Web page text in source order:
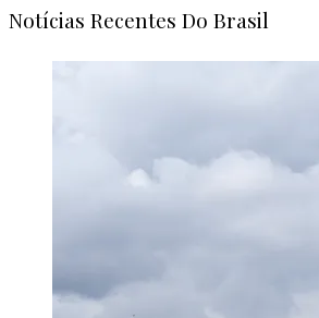
Notícias Recentes Do Brasil